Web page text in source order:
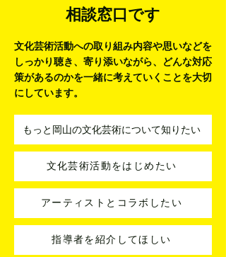
文化芸術活動への取り組み内容や思いなどを
しっかり聴き、寄り添いながら、
どんな対応
策があるのかを一緒に考えていくことを大切
にしています。
アーティストとコラボしたい
もっと岡山の文化芸術について知りたい
文化芸術活動をはじめたい
指導者を紹介してほしい
相談窓口です